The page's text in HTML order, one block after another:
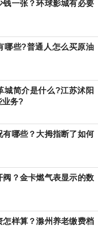
钱一张？环球影城有必要
哪些?普通人怎么买原油
城简介是什么?江苏沭阳
业务?
有哪些？大拇指断了如何
阀？金卡燃气表显示的数
怎样算？滁州养老缴费档